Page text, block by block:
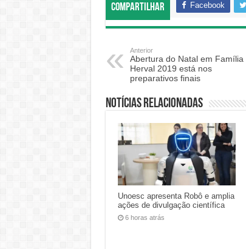
Compartilhar Facebook
Anterior
Abertura do Natal em Família
Herval 2019 está nos
preparativos finais
Notícias relacionadas
Unoesc apresenta Robô e amplia
ações de divulgação científica
6 horas atrás